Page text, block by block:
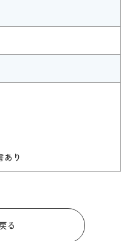
り
る